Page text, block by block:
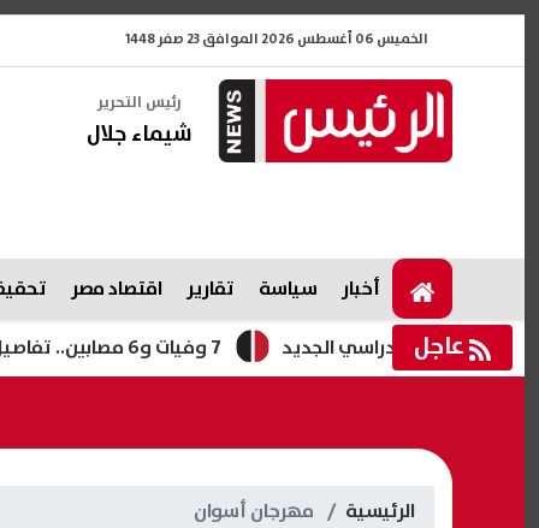
الخميس 06 أغسطس 2026 الموافق 23 صفر 1448
رئيس التحرير
شيماء جلال
أخبار سياسة تقارير اقتصاد مصر
عاجل 7 وفيات و6 مصابين.. تفاصيل حادث الطريق الصحراوي الشرقي الدراسي الجديد
الرئيسية مهرجان أسوان